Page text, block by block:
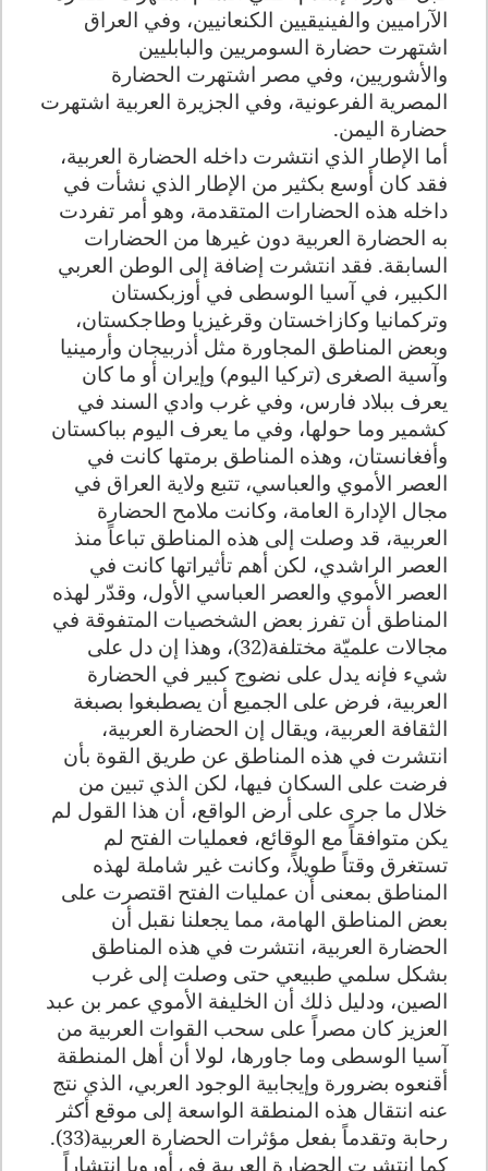
الآراميين والفينيقيين الكنعانيين، وفي العراق
اشتهرت حضارة السومريين والبابليين
والأشوريين، وفي مصر اشتهرت الحضارة
المصرية الفرعونية، وفي الجزيرة العربية اشتهرت
حضارة اليمن.
أما الإطار الذي انتشرت داخله الحضارة العربية،
فقد كان أوسع بكثير من الإطار الذي نشأت في
داخله هذه الحضارات المتقدمة، وهو أمر تفردت
به الحضارة العربية دون غيرها من الحضارات
السابقة. فقد انتشرت إضافة إلى الوطن العربي
الكبير، في آسيا الوسطى في أوزبكستان
وتركمانيا وكازاخستان وقرغيزيا وطاجكستان،
وبعض المناطق المجاورة مثل أذربيجان وأرمينيا
وآسية الصغرى (تركيا اليوم) وإيران أو ما كان
يعرف ببلاد فارس، وفي غرب وادي السند في
كشمير وما حولها، وفي ما يعرف اليوم بباكستان
وأفغانستان، وهذه المناطق برمتها كانت في
العصر الأموي والعباسي، تتبع ولاية العراق في
مجال الإدارة العامة، وكانت ملامح الحضارة
العربية، قد وصلت إلى هذه المناطق تباعاً منذ
العصر الراشدي، لكن أهم تأثيراتها كانت في
العصر الأموي والعصر العباسي الأول، وقدّر لهذه
المناطق أن تفرز بعض الشخصيات المتفوقة في
مجالات علميّة مختلفة(32)، وهذا إن دل على
شيء فإنه يدل على نضوج كبير في الحضارة
العربية، فرض على الجميع أن يصطبغوا بصبغة
الثقافة العربية، ويقال إن الحضارة العربية،
انتشرت في هذه المناطق عن طريق القوة بأن
فرضت على السكان فيها، لكن الذي تبين من
خلال ما جرى على أرض الواقع، أن هذا القول لم
يكن متوافقاً مع الوقائع، فعمليات الفتح لم
تستغرق وقتاً طويلاً، وكانت غير شاملة لهذه
المناطق بمعنى أن عمليات الفتح اقتصرت على
بعض المناطق الهامة، مما يجعلنا نقبل أن
الحضارة العربية، انتشرت في هذه المناطق
بشكل سلمي طبيعي حتى وصلت إلى غرب
الصين، ودليل ذلك أن الخليفة الأموي عمر بن عبد
العزيز كان مصراً على سحب القوات العربية من
آسيا الوسطى وما جاورها، لولا أن أهل المنطقة
أقنعوه بضرورة وإيجابية الوجود العربي، الذي نتج
عنه انتقال هذه المنطقة الواسعة إلى موقع أكثر
رحابة وتقدماً بفعل مؤثرات الحضارة العربية(33).
كما انتشرت الحضارة العربية في أوروبا انتشاراً